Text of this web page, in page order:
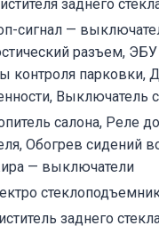
заднего
сигнал —
разъем, ЭБУ
контроля парковки,
Выключатель
салона, Реле
Обогрев сидений
— выключатели
заднего